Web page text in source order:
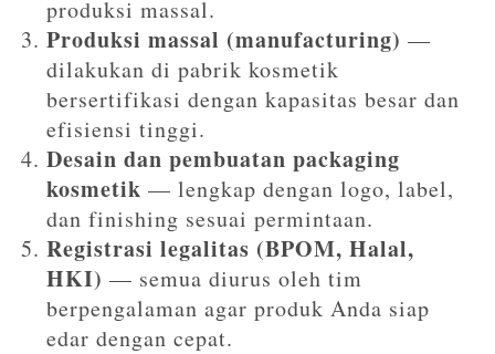
produksi massal.
Produksi massal (manufacturing) —
dilakukan di pabrik kosmetik
bersertifikasi dengan kapasitas besar dan
efisiensi tinggi.
Desain dan pembuatan packaging
kosmetik — lengkap dengan logo, label,
dan finishing sesuai permintaan.
Registrasi legalitas (BPOM, Halal,
HKI) — semua diurus oleh tim
berpengalaman agar produk Anda siap
edar dengan cepat.